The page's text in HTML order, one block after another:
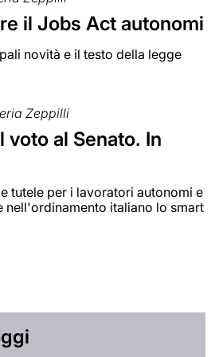
il Jobs Act autonomi
novità e il testo della legge
Zeppilli
voto al Senato. In
tutele per i lavoratori autonomi e
italiano lo smart